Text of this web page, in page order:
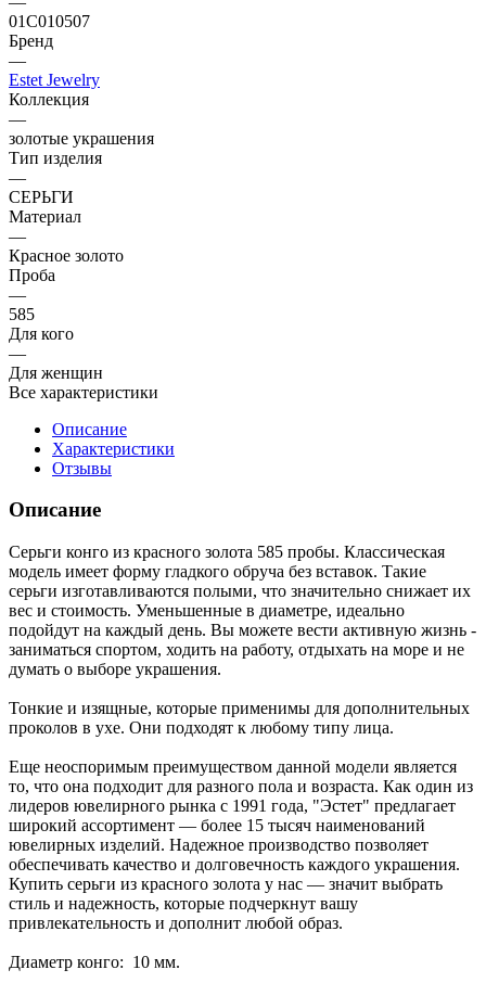
01С010507
Бренд
—
Estet Jewelry
Коллекция
—
золотые украшения
Тип изделия
—
СЕРЬГИ
Материал
—
Красное золото
Проба
—
585
Для кого
—
Для женщин
Все характеристики
Описание
Характеристики
Отзывы
Описание
Серьги конго из красного золота 585 пробы. Классическая
модель имеет форму гладкого обруча без вставок. Такие
серьги изготавливаются полыми, что значительно снижает их
вес и стоимость. Уменьшенные в диаметре, идеально
подойдут на каждый день. Вы можете вести активную жизнь -
заниматься спортом, ходить на работу, отдыхать на море и не
думать о выборе украшения.
Тонкие и изящные, которые применимы для дополнительных
проколов в ухе. Они подходят к любому типу лица.
Еще неоспоримым преимуществом данной модели является
то, что она подходит для разного пола и возраста. Как один из
лидеров ювелирного рынка с 1991 года, "Эстет" предлагает
широкий ассортимент — более 15 тысяч наименований
ювелирных изделий. Надежное производство позволяет
обеспечивать качество и долговечность каждого украшения.
Купить серьги из красного золота у нас — значит выбрать
стиль и надежность, которые подчеркнут вашу
привлекательность и дополнит любой образ.
Диаметр конго: 10 мм.